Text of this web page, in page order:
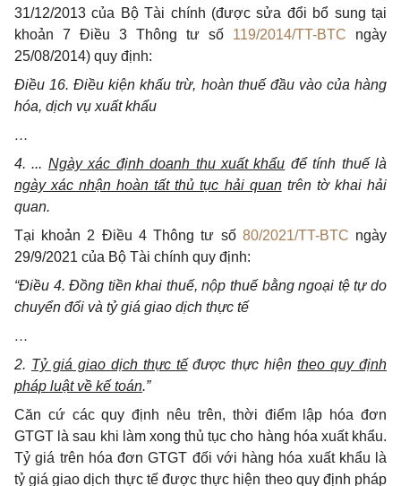
31/12/2013 của Bộ Tài chính (được sửa đổi bổ sung tại
khoản 7 Điều 3 Thông tư số 119/2014/TT-BTC ngày
25/08/2014) quy định:
Điều 16. Điều kiện khấu trừ, hoàn thuế đầu vào của hàng
hóa, dịch vụ xuất khẩu
…
4. ... Ngày xác định doanh thu xuất khẩu để tính thuế là
ngày xác nhận hoàn tất thủ tục hải quantrên tờ khai hải
quan.
Tại khoản 2 Điều 4 Thông tư số 80/2021/TT-BTC ngày
29/9/2021 của Bộ Tài chính quy định:
“Điều 4. Đồng tiền khai thuế, nộp thuế bằng ngoại tệ tự do
chuyển đổi và tỷ giá giao dịch thực tế
…
2. Tỷ giá giao dịch thực tếđược thực hiệntheo quy định
pháp luật về kế toán.”
Căn cứ các quy định nêu trên, thời điểm lập hóa đơn
GTGT là sau khi làm xong thủ tục cho hàng hóa xuất khẩu.
Tỷ giá trên hóa đơn GTGT đối với hàng hóa xuất khẩu là
tỷ giá giao dịch thực tế được thực hiện theo quy định pháp